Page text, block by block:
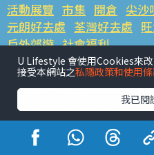
活動展覽 市集 開倉 尖沙
元朗好去處 荃灣好去處
戶外郊遊 社會福利
熱門類別
網民熱話 活動展覽 市集 開
元朗好去處 荃
餐廳情報 戶外郊遊
熱門標籤
U Lifestyle 會使用Cookies來
接受本網站之私隱政策和使用
我已閱